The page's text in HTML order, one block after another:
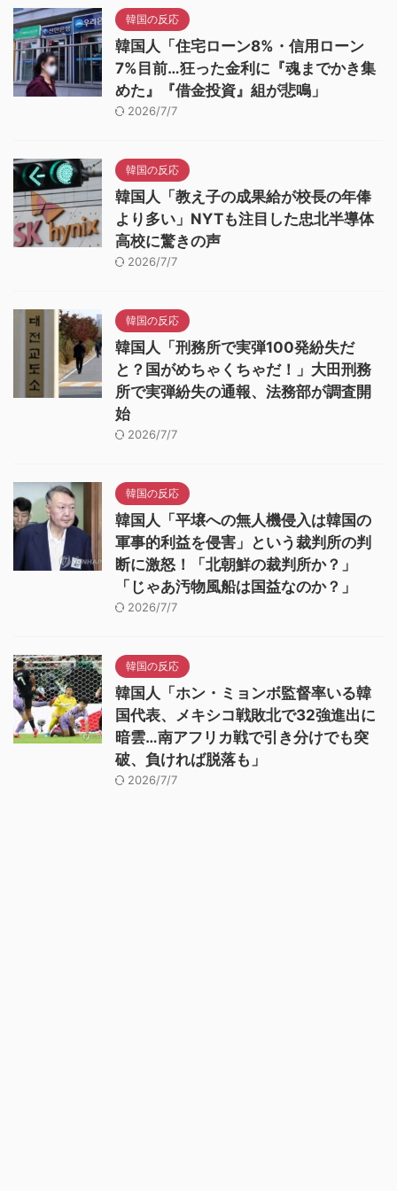
韓国の反応
韓国人「住宅ローン8%・信用ローン
7%目前…狂った金利に『魂までかき集
めた』『借金投資』組が悲鳴」
2026/7/7
韓国の反応
韓国人「教え子の成果給が校長の年俸
より多い」NYTも注目した忠北半導体
高校に驚きの声
2026/7/7
韓国の反応
韓国人「刑務所で実弾100発紛失だ
と？国がめちゃくちゃだ！」大田刑務
所で実弾紛失の通報、法務部が調査開
始
2026/7/7
韓国の反応
韓国人「平壌への無人機侵入は韓国の
軍事的利益を侵害」という裁判所の判
断に激怒！「北朝鮮の裁判所か？」
「じゃあ汚物風船は国益なのか？」
2026/7/7
韓国の反応
韓国人「ホン・ミョンボ監督率いる韓
国代表、メキシコ戦敗北で32強進出に
暗雲…南アフリカ戦で引き分けでも突
破、負ければ脱落も」
2026/7/7